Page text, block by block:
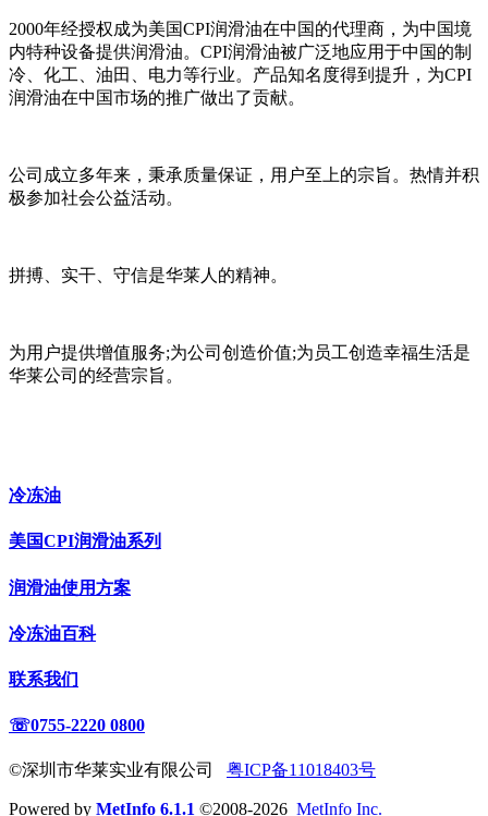
2000年经授权成为美国CPI润滑油在中国的代理商，为中国境
内特种设备提供润滑油。CPI润滑油被广泛地应用于中国的制
冷、化工、油田、电力等行业。产品知名度得到提升，为CPI
润滑油在中国市场的推广做出了贡献。
公司成立多年来，秉承质量保证，用户至上的宗旨。热情并积
极参加社会公益活动。
拼搏、实干、守信是华莱人的精神。
为用户提供增值服务;为公司创造价值;为员工创造幸福生活是
华莱公司的经营宗旨。
冷冻油
美国CPI润滑油系列
润滑油使用方案
冷冻油百科
联系我们
☏0755-2220 0800
©深圳市华莱实业有限公司 粤ICP备11018403号
Powered by MetInfo 6.1.1 ©2008-2026 MetInfo Inc.